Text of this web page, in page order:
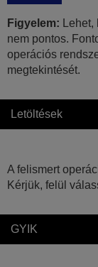
Figyelem:
nem pontos.
operációs
megtekintését.
Letöltések
A felismert
Kérjük, felül
GYIK